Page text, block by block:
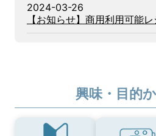
2024-03-26
【お知らせ】商用利用可能
興味・目的